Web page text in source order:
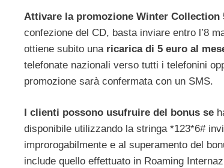
Attivare la promozione Winter Collection
confezione del CD, basta inviare entro l’8
ottiene subito una ricarica di 5 euro al
telefonate nazionali verso tutti i telefonini
promozione sarà confermata con un SMS.
I clienti possono usufruire del bonus se
disponibile utilizzando la stringa *123*6#
improrogabilmente e al superamento del
include quello effettuato in Roaming